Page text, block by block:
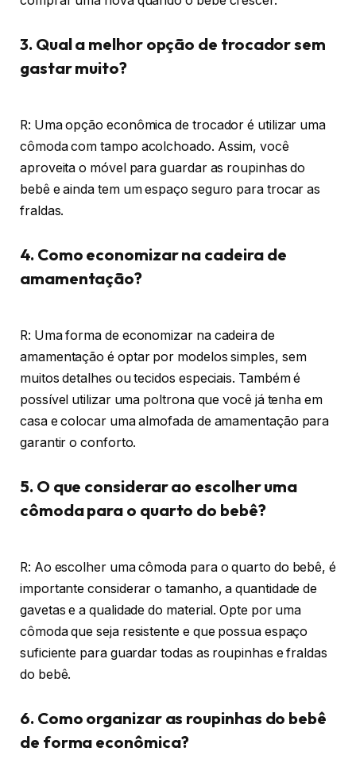
3. Qual a melhor opção de trocador sem
gastar muito?
R: Uma opção econômica de trocador é utilizar uma
cômoda com tampo acolchoado. Assim, você
aproveita o móvel para guardar as roupinhas do
bebê e ainda tem um espaço seguro para trocar as
fraldas.
4. Como economizar na cadeira de
amamentação?
R: Uma forma de economizar na cadeira de
amamentação é optar por modelos simples, sem
muitos detalhes ou tecidos especiais. Também é
possível utilizar uma poltrona que você já tenha em
casa e colocar uma almofada de amamentação para
garantir o conforto.
5. O que considerar ao escolher uma
cômoda para o quarto do bebê?
R: Ao escolher uma cômoda para o quarto do bebê, é
importante considerar o tamanho, a quantidade de
gavetas e a qualidade do material. Opte por uma
cômoda que seja resistente e que possua espaço
suficiente para guardar todas as roupinhas e fraldas
do bebê.
6. Como organizar as roupinhas do bebê
de forma econômica?